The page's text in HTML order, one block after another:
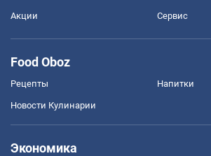
Акции Сервис
Food Oboz
Рецепты Напитки
Новости Кулинарии
Экономика